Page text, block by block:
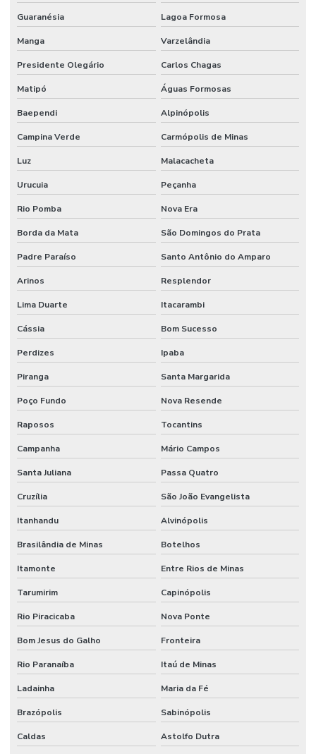
Guaranésia Lagoa Formosa
Manga Varzelândia
Presidente Olegário Carlos Chagas
Matipó Águas Formosas
Baependi Alpinópolis
Campina Verde Carmópolis de Minas
Luz Malacacheta
Urucuia Peçanha
Rio Pomba Nova Era
Borda da Mata São Domingos do Prata
Padre Paraíso Santo Antônio do Amparo
Arinos Resplendor
Lima Duarte Itacarambi
Cássia Bom Sucesso
Perdizes Ipaba
Piranga Santa Margarida
Poço Fundo Nova Resende
Raposos Tocantins
Campanha Mário Campos
Santa Juliana Passa Quatro
Cruzília São João Evangelista
Itanhandu Alvinópolis
Brasilândia de Minas Botelhos
Itamonte Entre Rios de Minas
Tarumirim Capinópolis
Rio Piracicaba Nova Ponte
Bom Jesus do Galho Fronteira
Rio Paranaíba Itaú de Minas
Ladainha Maria da Fé
Brazópolis Sabinópolis
Caldas Astolfo Dutra